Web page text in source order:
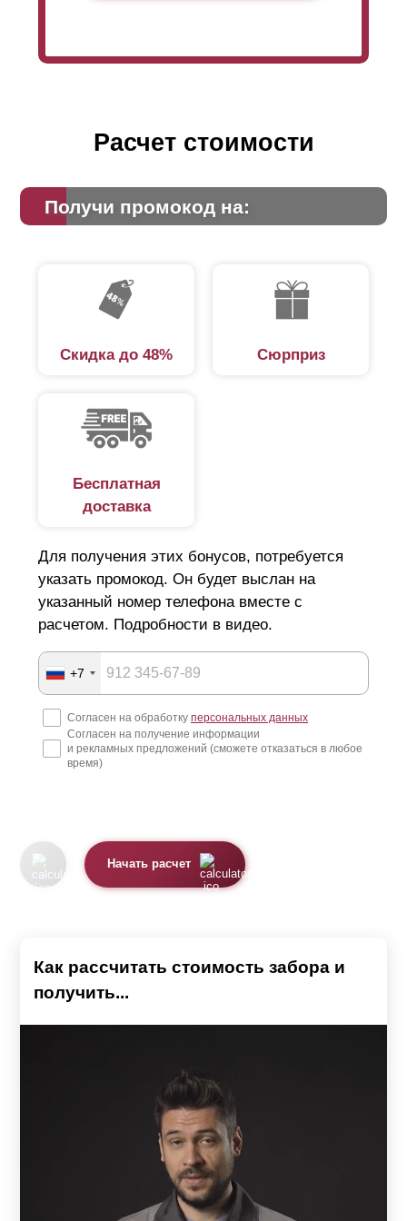
Расчет стоимости
Получи промокод на:
Скидка до 48% Сюрприз
Бесплатная
доставка
Для получения этих бонусов, потребуется
указать промокод. Он будет выслан на
указанный номер телефона вместе с
расчетом. Подробности в видео.
+7
Согласен на обработку персональных данных
Согласен на получение информации
и рекламных предложений (сможете отказаться в любое
время)
Начать расчет
Как рассчитать стоимость забора и
получить...